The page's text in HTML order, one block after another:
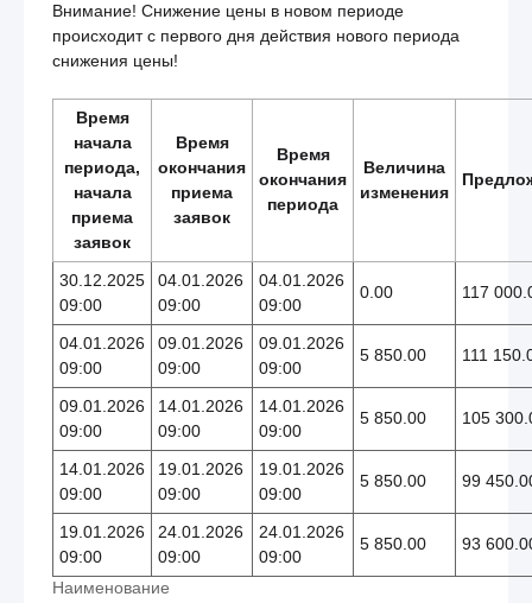
Внимание! Снижение цены в новом периоде
происходит с первого дня действия нового периода
снижения цены!
Время
начала
периода,
начала
приема
заявок
Время
окончания
приема
заявок
Время
окончания
периода
Величина
изменения
30.12.2025
09:00
04.01.2026
09:00
04.01.2026
09:00
0.00 117
04.01.2026
09:00
09.01.2026
09:00
09.01.2026
09:00
5 850.00 111
09.01.2026
09:00
14.01.2026
09:00
14.01.2026
09:00
5 850.00 105
14.01.2026
09:00
19.01.2026
09:00
19.01.2026
09:00
5 850.00 99
19.01.2026
09:00
24.01.2026
09:00
24.01.2026
09:00
5 850.00 93
Наименование